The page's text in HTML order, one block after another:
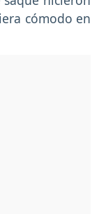
cómodo en